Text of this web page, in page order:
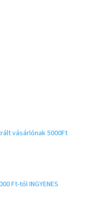
vásárlónak 5000Ft
Ft-tól INGYENES